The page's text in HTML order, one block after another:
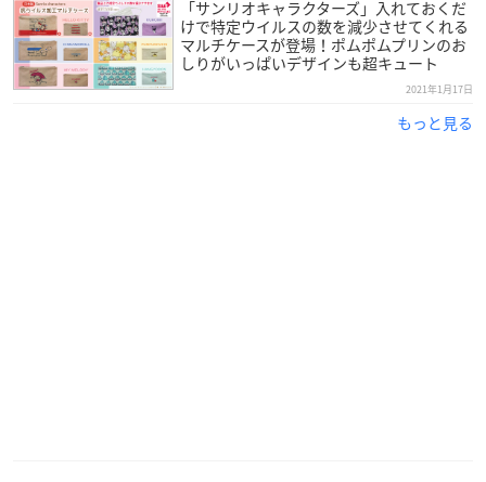
消費電力：40W
サイズ（約）：26.5cm×3cm×3.5cm
重量（約）：270g
「サンリオキャラクターズ」入れておくだ
けで特定ウイルスの数を減少させてくれる
マルチケースが登場！ポムポムプリンのお
しりがいっぱいデザインも超キュート
2021年1月17日
もっと見る